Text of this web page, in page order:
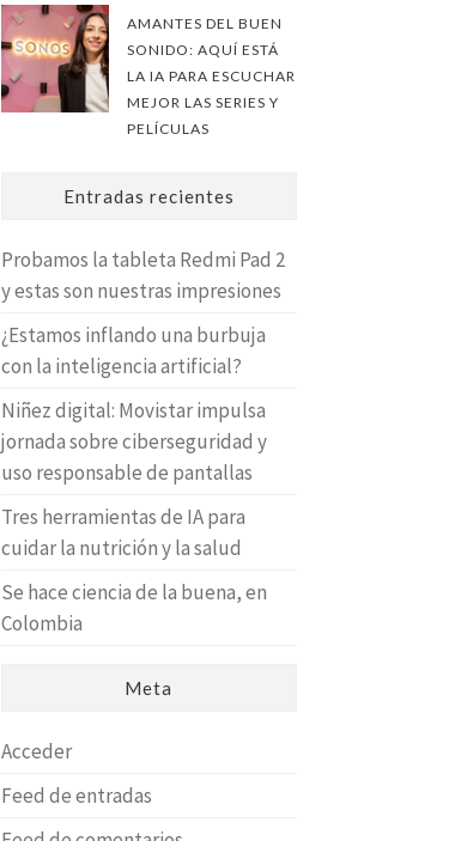
AMANTES DEL BUEN
SONIDO: AQUÍ ESTÁ
LA IA PARA ESCUCHAR
MEJOR LAS SERIES Y
PELÍCULAS
Entradas recientes
Probamos la tableta Redmi Pad 2
y estas son nuestras impresiones
¿Estamos inflando una burbuja
con la inteligencia artificial?
Niñez digital: Movistar impulsa
jornada sobre ciberseguridad y
uso responsable de pantallas
Tres herramientas de IA para
cuidar la nutrición y la salud
Se hace ciencia de la buena, en
Colombia
Meta
Acceder
Feed de entradas